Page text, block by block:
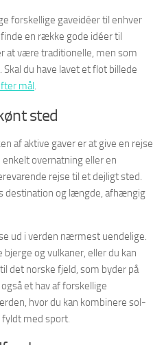
forskellige gaveidéer til enhver
en række gode idéer til
at være traditionelle, men som
du have lavet et flot billede
mål.
sted
af aktive gaver er at give en rejse
overnatning eller en
rejse til et dejligt sted.
destination og længde, afhængig
ud i verden nærmest uendelige.
og vulkaner, eller du kan
det norske fjeld, som byder på
et hav af forskellige
hvor du kan kombinere sol-
med sport.